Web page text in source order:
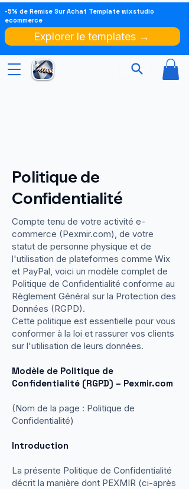
-5% de Remise Sur Achat Template wixstudio
ecommerce
Explorer le templates →
Politique de
Confidentialité
Compte tenu de votre activité e-
commerce (Pexmir.com), de votre
statut de personne physique et de
l'utilisation de plateformes comme Wix
et PayPal, voici un modèle complet de
Politique de Confidentialité conforme au
Règlement Général sur la Protection des
Données (RGPD).
Cette politique est essentielle pour vous
conformer à la loi et rassurer vos clients
sur l'utilisation de leurs données.
Modèle de Politique de
Confidentialité (RGPD) – Pexmir.com
(Nom de la page : Politique de
Confidentialité)
Introduction
La présente Politique de Confidentialité
décrit la manière dont PEXMIR (ci-après